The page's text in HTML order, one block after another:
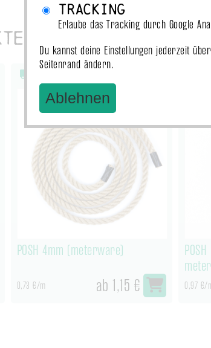
POSH 4mm (meterware)
0,73 €/m ab 1,15 € 0,97 €/
Tracking
Erlaube das Tracking durch Google
Du kannst deine Einstellungen jederzeit
Seitenrand ändern.
Ablehnen